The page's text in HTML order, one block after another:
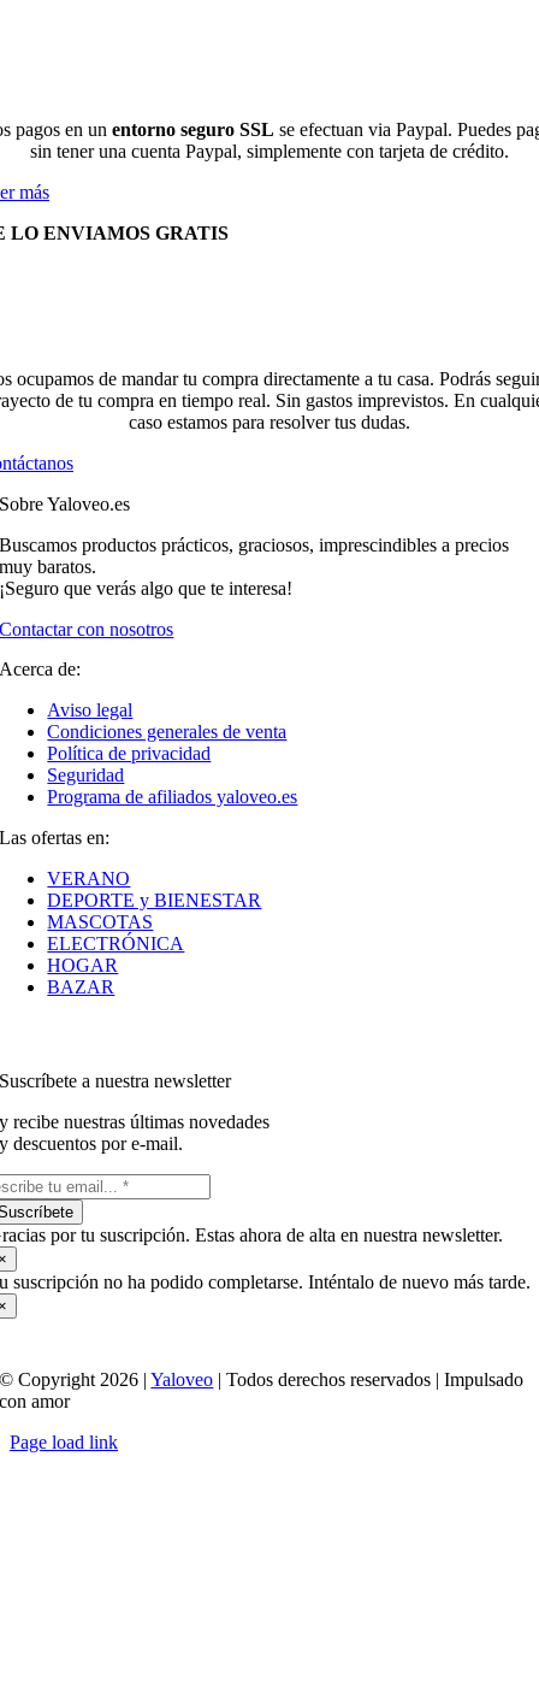
pagos en un entorno seguro SSL se efectuan via Paypal. Puedes
sin tener una cuenta Paypal, simplemente con tarjeta de crédito.
más
LO ENVIAMOS GRATIS
ocupamos de mandar tu compra directamente a tu casa. Podrás
de tu compra en tiempo real. Sin gastos imprevistos. En
caso estamos para resolver tus dudas.
Sobre Yaloveo.es
Buscamos productos prácticos, graciosos, imprescindibles a precios
muy baratos.
¡Seguro que verás algo que te interesa!
Contactar con nosotros
Acerca de:
Aviso legal
Condiciones generales de venta
Política de privacidad
Seguridad
Programa de afiliados yaloveo.es
Las ofertas en:
VERANO
DEPORTE y BIENESTAR
MASCOTAS
ELECTRÓNICA
HOGAR
BAZAR
Suscríbete a nuestra newsletter
y recibe nuestras últimas novedades
y descuentos por e-mail.
por tu suscripción. Estas ahora de alta en nuestra newsletter.
suscripción no ha podido completarse. Inténtalo de nuevo más tarde.
© Copyright 2026 |Yaloveo | Todos derechos reservados | Impulsado
con amor
Page load link